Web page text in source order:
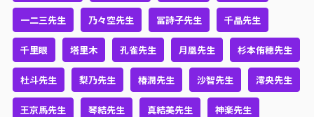
一二三先生 乃々空先生 冨詩子先生 千晶先生
千里眼 塔里木 孔雀先生 月凰先生 杉本侑穂先生
杜斗先生 梨乃先生 椿潤先生 沙智先生 澪央先生
王京馬先生 琴結先生 真結美先生 神楽先生